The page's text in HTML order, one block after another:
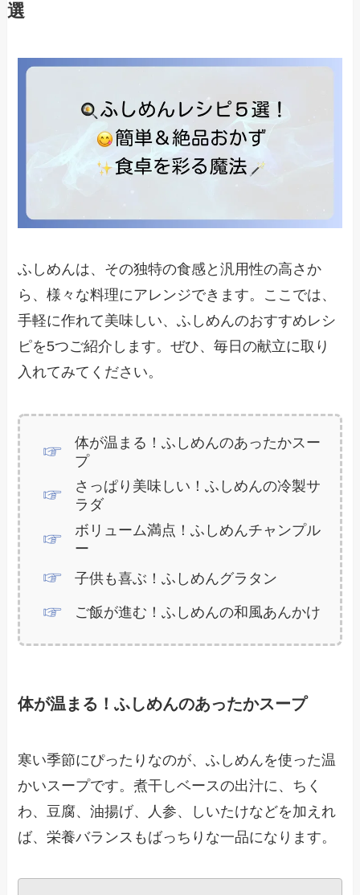
選
ふしめんは、その独特の食感と汎用性の高さか
ら、様々な料理にアレンジできます。ここでは、
手軽に作れて美味しい、ふしめんのおすすめレシ
ピを5つご紹介します。ぜひ、毎日の献立に取り
入れてみてください。
体が温まる！ふしめんのあったかスー
プ
さっぱり美味しい！ふしめんの冷製サ
ラダ
ボリューム満点！ふしめんチャンプル
ー
子供も喜ぶ！ふしめんグラタン
ご飯が進む！ふしめんの和風あんかけ
体が温まる！ふしめんのあったかスープ
寒い季節にぴったりなのが、ふしめんを使った温
かいスープです。煮干しベースの出汁に、ちく
わ、豆腐、油揚げ、人参、しいたけなどを加えれ
ば、栄養バランスもばっちりな一品になります。